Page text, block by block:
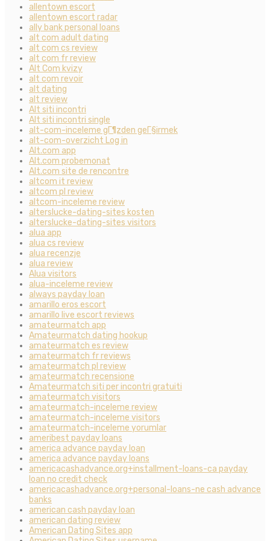
allentown escort
allentown escort radar
ally bank personal loans
alt com adult dating
alt com cs review
alt com fr review
Alt Com kvizy
alt com revoir
alt dating
alt review
Alt siti incontri
Alt siti incontri single
alt-com-inceleme gГ¶zden geГ§irmek
alt-com-overzicht Log in
Alt.com app
Alt.com probemonat
Alt.com site de rencontre
altcom it review
altcom pl review
altcom-inceleme review
alterslucke-dating-sites kosten
alterslucke-dating-sites visitors
alua app
alua cs review
alua recenzje
alua review
Alua visitors
alua-inceleme review
always payday loan
amarillo eros escort
amarillo live escort reviews
amateurmatch app
Amateurmatch dating hookup
amateurmatch es review
amateurmatch fr reviews
amateurmatch pl review
amateurmatch recensione
Amateurmatch siti per incontri gratuiti
amateurmatch visitors
amateurmatch-inceleme review
amateurmatch-inceleme visitors
amateurmatch-inceleme yorumlar
ameribest payday loans
america advance payday loan
america advance payday loans
americacashadvance.org+installment-loans-ca payday
loan no credit check
americacashadvance.org+personal-loans-ne cash advance
banks
american cash payday loan
american dating review
American Dating Sites app